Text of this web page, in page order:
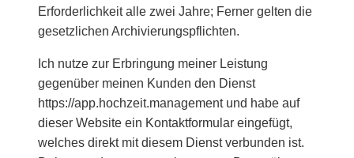
Erforderlichkeit alle zwei Jahre; Ferner gelten die
gesetzlichen Archivierungspflichten.
Ich nutze zur Erbringung meiner Leistung
gegenüber meinen Kunden den Dienst
https://app.hochzeit.management und habe auf
dieser Website ein Kontaktformular eingefügt,
welches direkt mit diesem Dienst verbunden ist.